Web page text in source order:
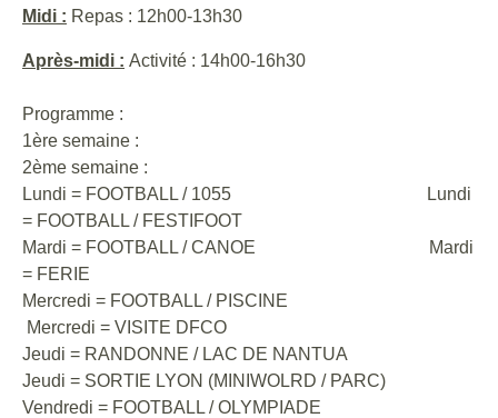
Midi : Repas : 12h00-13h30
Après-midi : Activité : 14h00-16h30
Programme :
1ère semaine :
2ème semaine :
Lundi = FOOTBALL / 1055 Lundi
= FOOTBALL / FESTIFOOT
Mardi = FOOTBALL / CANOE Mardi
= FERIE
Mercredi = FOOTBALL / PISCINE
Mercredi = VISITE DFCO
Jeudi = RANDONNE / LAC DE NANTUA
Jeudi = SORTIE LYON (MINIWOLRD / PARC)
Vendredi = FOOTBALL / OLYMPIADE